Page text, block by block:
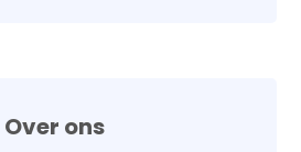
Over ons